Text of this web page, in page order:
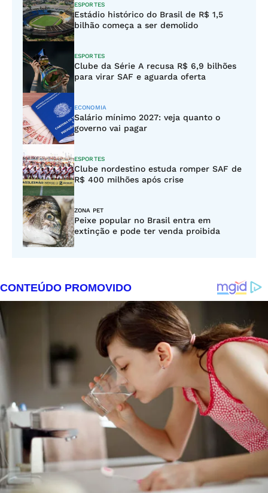
ESPORTES
Estádio histórico do Brasil de R$ 1,5
bilhão começa a ser demolido
ESPORTES
Clube da Série A recusa R$ 6,9 bilhões
para virar SAF e aguarda oferta
ECONOMIA
Salário mínimo 2027: veja quanto o
governo vai pagar
ESPORTES
Clube nordestino estuda romper SAF de
R$ 400 milhões após crise
ZONA PET
Peixe popular no Brasil entra em
extinção e pode ter venda proibida